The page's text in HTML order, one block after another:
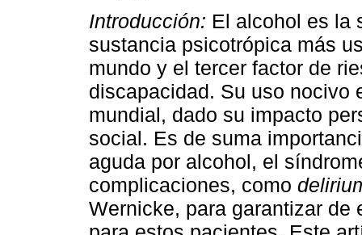
Introducción: El alcohol es la
sustancia psicotrópica más
mundo y el tercer factor de
discapacidad. Su uso nocivo
mundial, dado su impacto
social. Es de suma
aguda por alcohol, el
complicaciones, como
Wernicke, para garantizar de